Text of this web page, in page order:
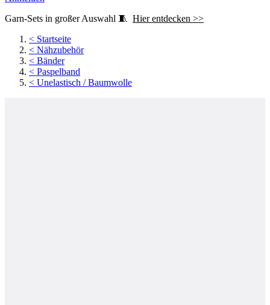
Garn-Sets in großer Auswahl 🧵 Hier entdecken >>
< Startseite
< Nähzubehör
< Bänder
< Paspelband
< Unelastisch / Baumwolle